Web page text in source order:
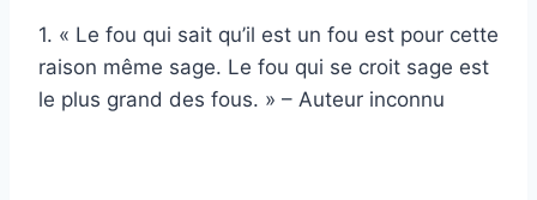
1. « Le fou qui sait qu’il est un fou est pour cette
raison même sage. Le fou qui se croit sage est
le plus grand des fous. » – Auteur inconnu